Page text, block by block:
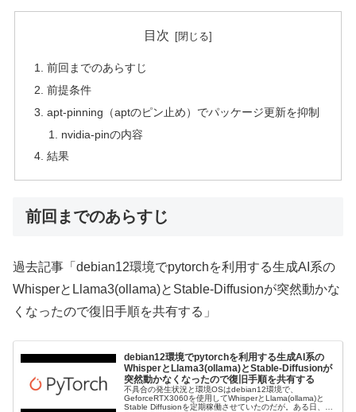
目次
前回までのあらすじ
前提条件
apt-pinning（aptのピン止め）でパッケージ更新を抑制
nvidia-pinの内容
結果
前回までのあらすじ
過去記事「debian12環境でpytorchを利用する生成AI系の
WhisperとLlama3(ollama)とStable-Diffusionが突然動かな
くなったので復旧手順を共有する」
debian12環境でpytorchを利用する生成AI系の
WhisperとLlama3(ollama)とStable-Diffusionが
突然動かなくなったので復旧手順を共有する
不具合の発生状況と環境OSはdebian12環境で、
GeforceRTX3060を使用してWhisperとLlama(ollama)と
Stable Diffusionを定期稼働させていたのだが。ある日、